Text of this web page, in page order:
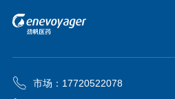
市场：17720522078